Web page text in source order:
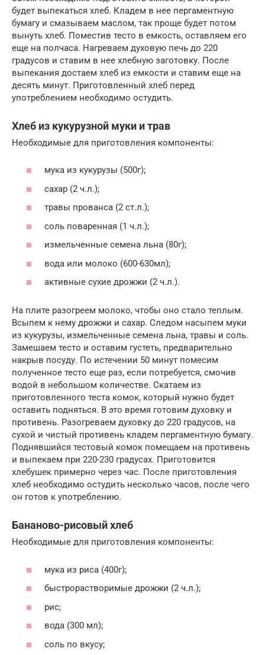
будет выпекаться хлеб. Кладем в нее пергаментную
бумагу и смазываем маслом, так проще будет потом
вынуть хлеб. Поместив тесто в емкость, оставляем его
еще на полчаса. Нагреваем духовую печь до 220
градусов и ставим в нее хлебную заготовку. После
выпекания достаем хлеб из емкости и ставим еще на
десять минут. Приготовленный хлеб перед
употреблением необходимо остудить.
Хлеб из кукурузной муки и трав
Необходимые для приготовления компоненты:
мука из кукурузы (500г);
сахар (2 ч.л.);
травы прованса (2 ст.л.);
соль поваренная (1 ч.л.);
измельченные семена льна (80г);
вода или молоко (600-630мл);
активные сухие дрожжи (2 ч.л.).
На плите разогреем молоко, чтобы оно стало теплым.
Всыпем к нему дрожжи и сахар. Следом насыпем муки
из кукурузы, измельченные семена льна, травы и соль.
Замешаем тесто и оставим густеть, предварительно
накрыв посуду. По истечении 50 минут помесим
полученное тесто еще раз, если потребуется, смочив
водой в небольшом количестве. Скатаем из
приготовленного теста комок, который нужно будет
оставить подняться. В это время готовим духовку и
противень. Разогреваем духовку до 220 градусов, на
сухой и чистый противень кладем пергаментную бумагу.
Поднявшийся тестовый комок помещаем на противень
и выпекаем при 220-230 градусах. Приготовится
хлебушек примерно через час. После приготовления
хлеб необходимо остудить несколько часов, после чего
он готов к употреблению.
Бананово-рисовый хлеб
Необходимые для приготовления компоненты:
мука из риса (400г);
быстрорастворимые дрожжи (2 ч.л.);
рис;
вода (300 мл);
соль по вкусу;